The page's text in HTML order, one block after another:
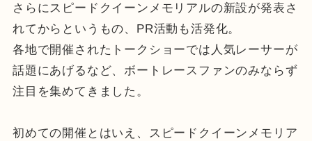
さらにスピードクイーンメモリアルの新設が発表さ
れてからというもの、PR活動も活発化。
各地で開催されたトークショーでは人気レーサーが
話題にあげるなど、ボートレースファンのみならず
注目を集めてきました。
初めての開催とはいえ、スピードクイーンメモリア